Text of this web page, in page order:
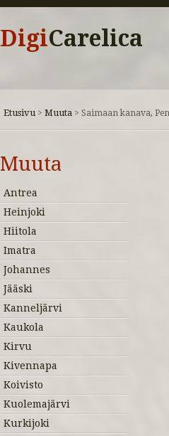
DigiCarelica
Etusivu > Muuta > Saimaan kanava,
Muuta
Antrea
Heinjoki
Hiitola
Imatra
Johannes
Jääski
Kanneljärvi
Kaukola
Kirvu
Kivennapa
Koivisto
Kuolemajärvi
Kurkijoki